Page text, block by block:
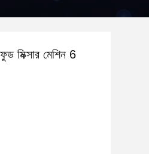
মিক্সার মেশিন 6